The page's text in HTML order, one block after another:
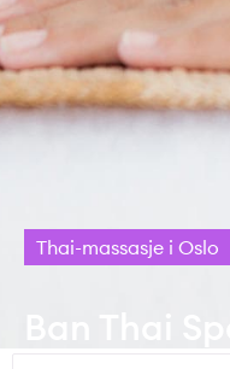
Thai-massasje i Oslo